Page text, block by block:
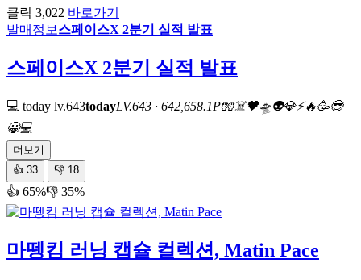
클릭 3,022 바로가기
발매정보 스페이스X 2분기 실적 발표
스페이스X 2분기 실적 발표
💻 today lv.643todayLV.643 · 642,658.1P🧤☠️🖤🛸👽💎⚡🔥🥳😎
😀💻
더보기
👍 33 👎 18
👍 65%👎 35%
마뗑킴 러닝 캡슐 컬렉션, Matin Pace